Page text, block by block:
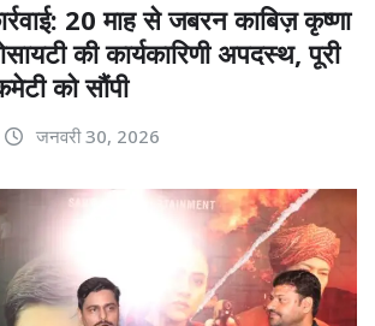
20 माह से जबरन काबिज़ कृष्णा
की कार्यकारिणी अपदस्थ, पूरी
को सौंपी
जनवरी 30, 2026